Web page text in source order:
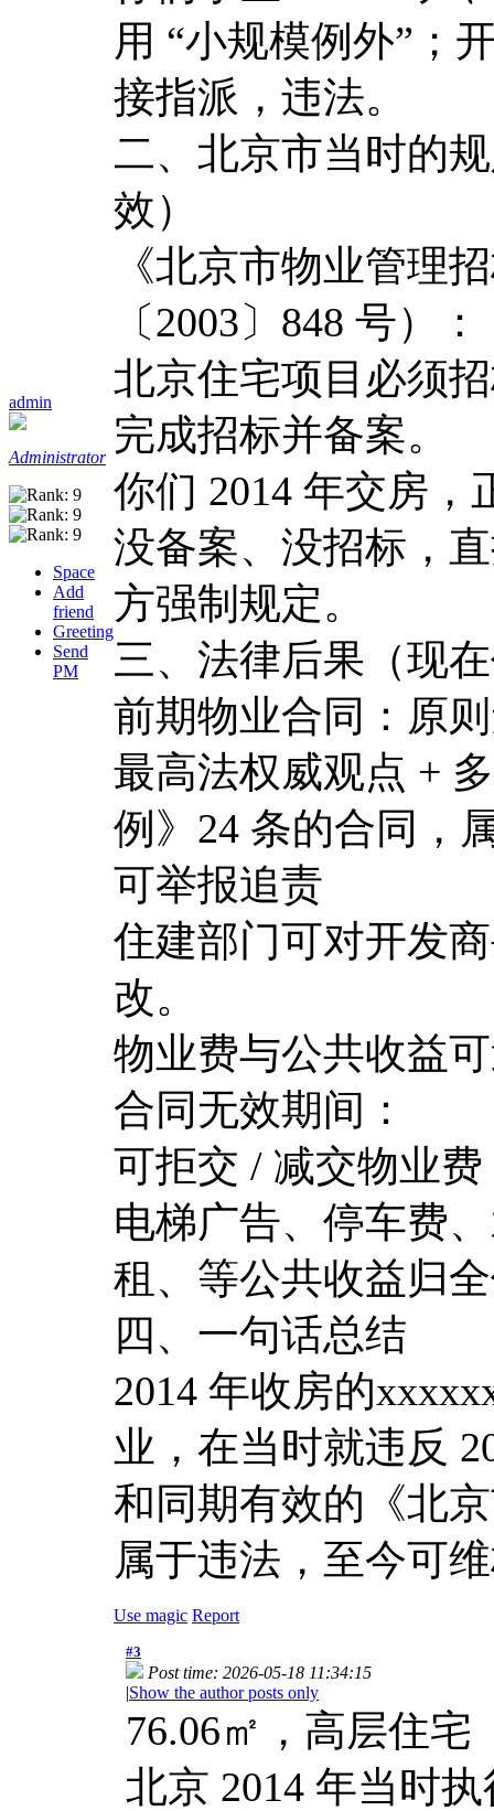
admin
Administrator
Space
Add
friend
Greeting
Send
PM
用 “小规模例外”；
接指派，违法。
二、北京市当时的规
效）
《北京市物业管理
〔2003〕848 号）：
北京住宅项目必须
完成招标并备案。
你们 2014 年交房
没备案、没招标，
方强制规定。
三、法律后果（现
前期物业合同：原
最高法权威观点 +
例》24 条的合同，
可举报追责
住建部门可对开发
改。
物业费与公共收益
合同无效期间：
可拒交 / 减交物业费
电梯广告、停车费
租、等公共收益归
四、一句话总结
2014 年收房的
业，在当时就违反
和同期有效的《北
属于违法，至今可
Use magic Report
#3
Post time: 2026-05-18 11:34:15
|Show the author posts only
76.06㎡，高层住宅
北京 2014 年当时